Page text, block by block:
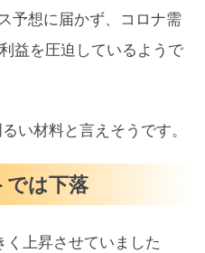
予想に届かず、コロナ需
益を圧迫しているようで
い材料と言えそうです。
では下落
く上昇させていました